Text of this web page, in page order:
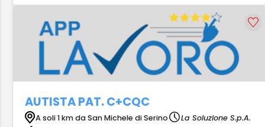
AUTISTA PAT. C+CQC
A soli 1 km da San Michele di Serino La Soluzione S.p.A.